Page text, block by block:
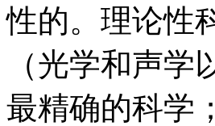
性的。理论性
（光学和声
最精确的科学